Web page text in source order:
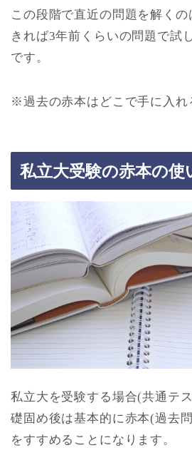
この段階で直近の問題を解く
きれば3年前くらいの問題で試
です。
※過去の赤本はどこで手に入れ
私立大受験の赤本の使
私立大を受験する場合(共通テ
礎固め後は基本的に赤本(過去
をすすめることになります。